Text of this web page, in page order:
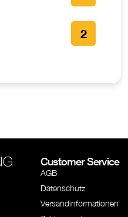
2
Customer Service
AGB
Datenschutz
Versandinformationen